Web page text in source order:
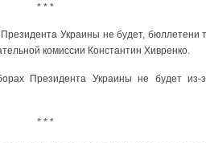
* * *
Украины не будет,
комиссии Константин Хивренко.
Президента Украины не будет
* * *